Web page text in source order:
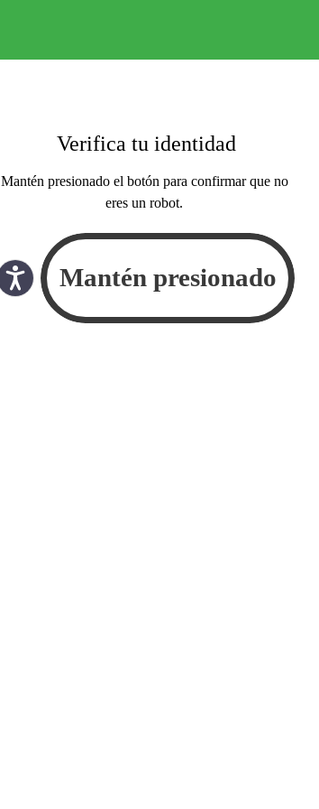
Verifica tu identidad
Mantén presionado el botón para confirmar que no
eres un robot.